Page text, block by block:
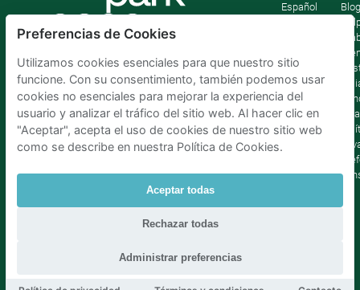
Español
Blog
Parking Madrid La Latina|Parking Madrid Bilbao
Parking Bruselas Parking La Haya
Preferencias de Cookies
Utilizamos cookies esenciales para que nuestro sitio
funcione. Con su consentimiento, también podemos usar
cookies no esenciales para mejorar la experiencia del
usuario y analizar el tráfico del sitio web. Al hacer clic en
"Aceptar", acepta el uso de cookies de nuestro sitio web
como se describe en nuestra Política de Cookies.
Aceptar todas
Rechazar todas
Administrar preferencias